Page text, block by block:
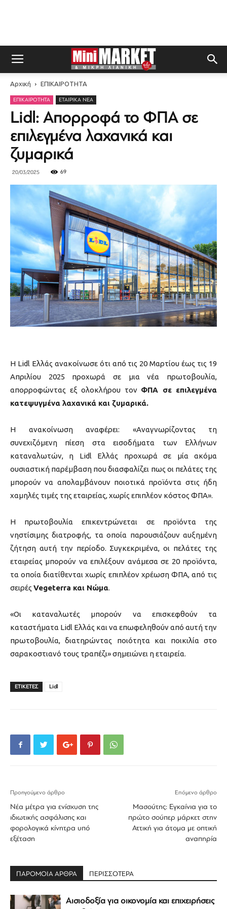
Αρχική ΕΠΙΚΑΙΡΟΤΗΤΑ
ΕΠΙΚΑΙΡΟΤΗΤΑ ΕΤΑΙΡΙΚΆ ΝΈΑ
Lidl: Απορροφά το ΦΠΑ σε
επιλεγμένα λαχανικά και
ζυμαρικά
20/03/2025 69
Η Lidl Ελλάς ανακοίνωσε ότι από τις 20 Μαρτίου έως τις 19
Απριλίου 2025 προχωρά σε μια νέα πρωτοβουλία,
απορροφώντας εξ ολοκλήρου τον ΦΠΑ σε επιλεγμένα
κατεψυγμένα λαχανικά και ζυμαρικά.
Η ανακοίνωση αναφέρει: «Αναγνωρίζοντας τη
συνεχιζόμενη πίεση στα εισοδήματα των Ελλήνων
καταναλωτών, η Lidl Ελλάς προχωρά σε μία ακόμα
ουσιαστική παρέμβαση που διασφαλίζει πως οι πελάτες της
μπορούν να απολαμβάνουν ποιοτικά προϊόντα στις ήδη
χαμηλές τιμές της εταιρείας, χωρίς επιπλέον κόστος ΦΠΑ».
Η πρωτοβουλία επικεντρώνεται σε προϊόντα της
νηστίσιμης διατροφής, τα οποία παρουσιάζουν αυξημένη
ζήτηση αυτή την περίοδο. Συγκεκριμένα, οι πελάτες της
εταιρείας μπορούν να επιλέξουν ανάμεσα σε 20 προϊόντα,
τα οποία διατίθενται χωρίς επιπλέον χρέωση ΦΠΑ, από τις
σειρές Vegeterra και Νώμα.
«Οι καταναλωτές μπορούν να επισκεφθούν τα
καταστήματα Lidl Ελλάς και να επωφεληθούν από αυτή την
πρωτοβουλία, διατηρώντας ποιότητα και ποικιλία στο
σαρακοστιανό τους τραπέζι» σημειώνει η εταιρεία.
ΕΤΙΚΕΤΕΣ Lidl
Προηγούμενο άρθρο
Νέα μέτρα για ενίσχυση της
ιδιωτικής ασφάλισης και
φορολογικά κίνητρα υπό
εξέταση
Επόμενο άρθρο
Μασούτης: Εγκαίνια για το
πρώτο σούπερ μάρκετ στην
Αττική για άτομα με οπτική
αναπηρία
ΠΑΡΟΜΟΙΑ ΑΡΘΡΑ ΠΕΡΙΣΣΟΤΕΡΑ
Αισιοδοξία για οικονομία και επιχειρήσεις